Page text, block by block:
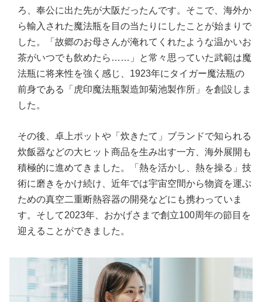
ろ、奉公に出た先が大阪だったんです。そこで、海外か
ら輸入された魔法瓶を目の当たりにしたことが始まりで
した。「故郷のお母さんが淹れてくれたような温かいお
茶がいつでも飲めたら……」と常々思っていた武範は魔
法瓶に将来性を強く感じ、1923年にタイガー魔法瓶の
前身である「虎印魔法瓶製造卸菊池製作所」を創設しま
した。
その後、卓上ポットや「炊きたて」ブランドで知られる
炊飯器などの大ヒット商品を生み出す一方、海外展開も
積極的に進めてきました。「熱を活かし、熱を操る」技
術に磨きをかけ続け、近年では宇宙空間から物資を運ぶ
ための真空二重断熱容器の開発などにも携わっていま
す。そして2023年、おかげさまで創立100周年の節目を
迎えることができました。